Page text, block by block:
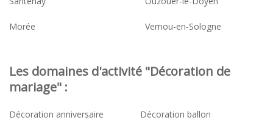
Morée Vernou-en-Sologne
Les domaines d'activité "Décoration de
mariage" :
Décoration anniversaire Décoration ballon